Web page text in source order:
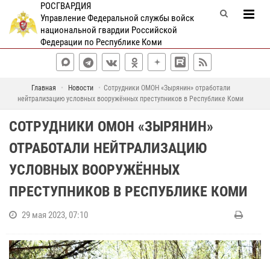
РОСГВАРДИЯ
Управление Федеральной службы войск
национальной гвардии Российской
Федерации по Республике Коми
Главная Новости
Сотрудники ОМОН «Зырянин» отработали
нейтрализацию условных вооружённых преступников в Республике Коми
СОТРУДНИКИ ОМОН «ЗЫРЯНИН»
ОТРАБОТАЛИ НЕЙТРАЛИЗАЦИЮ
УСЛОВНЫХ ВООРУЖЁННЫХ
ПРЕСТУПНИКОВ В РЕСПУБЛИКЕ КОМИ
29 мая 2023, 07:10